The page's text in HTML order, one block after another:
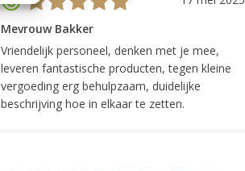
Mevrouw Bakker
Vriendelijk personeel, denken met je mee,
leveren fantastische producten, tegen kleine
vergoeding erg behulpzaam, duidelijke
beschrijving hoe in elkaar te zetten.